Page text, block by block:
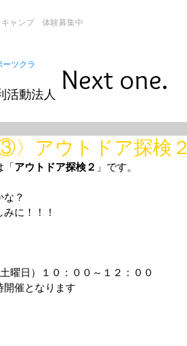
キャンプ 体験募集中
ツクラ
活動法人 Next one.
〉アウトドア探検２
「アウトドア探検２ 」です。
？
に！！！
曜日）１０：００～１２：００
催となります